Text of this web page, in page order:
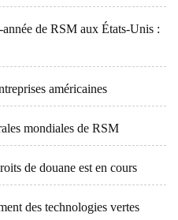
de RSM aux États-Unis :
américaines
mondiales de RSM
de douane est en cours
des technologies vertes